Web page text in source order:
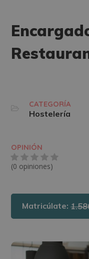
CATEGORÍA
Hostelería
OPINIÓN
(0 opiniones)
Matricúlate: